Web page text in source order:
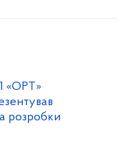
«ОРТ»
розробки